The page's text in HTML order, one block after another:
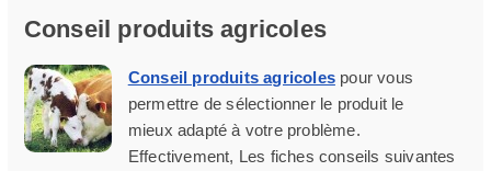
Conseil produits agricoles
Conseil produits agricolespour vous
permettre de sélectionner le produit le
mieux adapté à votre problème.
Effectivement, Les fiches conseils suivantes